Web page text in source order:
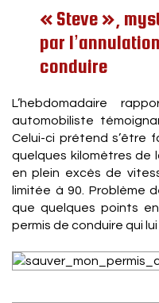
« Steve »,
par
conduire
L’hebdomadaire
automobiliste
Celui-ci prétend s’être
quelques kilomètres de
en plein excès de
limitée à 90. Problème
que quelques points
permis de conduire qui